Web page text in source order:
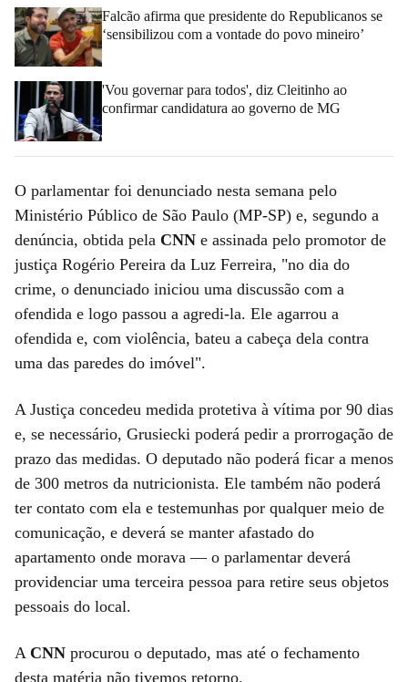
Falcão afirma que presidente do Republicanos se
‘sensibilizou com a vontade do povo mineiro’
'Vou governar para todos', diz Cleitinho ao
confirmar candidatura ao governo de MG
O parlamentar foi denunciado nesta semana pelo
Ministério Público de São Paulo (MP-SP) e, segundo a
denúncia, obtida pela CNN e assinada pelo promotor de
justiça Rogério Pereira da Luz Ferreira, "no dia do
crime, o denunciado iniciou uma discussão com a
ofendida e logo passou a agredi-la. Ele agarrou a
ofendida e, com violência, bateu a cabeça dela contra
uma das paredes do imóvel".
A Justiça concedeu medida protetiva à vítima por 90 dias
e, se necessário, Grusiecki poderá pedir a prorrogação de
prazo das medidas. O deputado não poderá ficar a menos
de 300 metros da nutricionista. Ele também não poderá
ter contato com ela e testemunhas por qualquer meio de
comunicação, e deverá se manter afastado do
apartamento onde morava — o parlamentar deverá
providenciar uma terceira pessoa para retire seus objetos
pessoais do local.
A CNN procurou o deputado, mas até o fechamento
desta matéria não tivemos retorno.